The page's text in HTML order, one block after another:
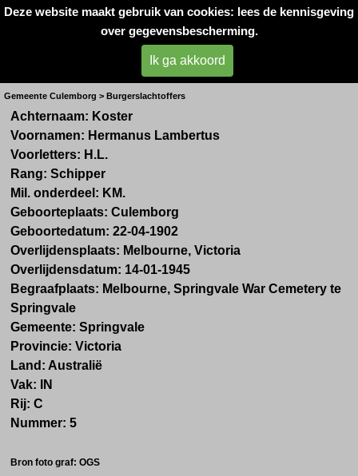
Deze website maakt gebruik van cookies: lees de kennisgeving
over gegevensbescherming.
Ik ga akkoord
Oorlogsslachtoffers
West- Betuwe
Gemeente Culemborg > Burgerslachtoffers
Achternaam: Koster
Voornamen: Hermanus Lambertus
Voorletters: H.L.
Rang: Schipper
Mil. onderdeel: KM.
Geboorteplaats: Culemborg
Geboortedatum: 22-04-1902
Overlijdensplaats: Melbourne, Victoria
Overlijdensdatum: 14-01-1945
Begraafplaats: Melbourne, Springvale War Cemetery te
Springvale
Gemeente: Springvale
Provincie: Victoria
Land: Australië
Vak: IN
Rij: C
Nummer: 5
Bron foto graf: OGS